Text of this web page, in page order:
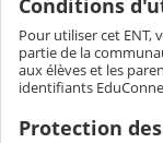
Conditions
Pour utiliser cet ENT,
partie de la
aux élèves et les
identifiants
Protection